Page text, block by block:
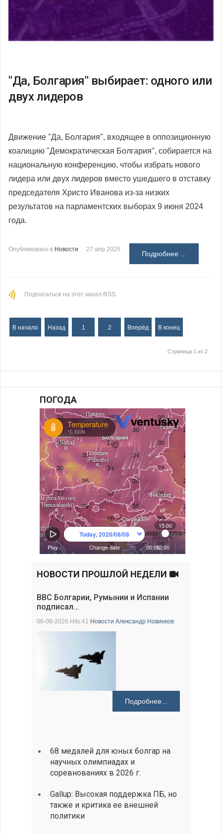
"Да, Болгария" выбирает: одного или
двух лидеров
Движение "Да, Болгария", входящее в оппозиционную
коалицию "Демократическая Болгария", собирается на
национальную конференцию, чтобы избрать нового
лидера или двух лидеров вместо ушедшего в отставку
председателя Христо Иванова из-за низких
результатов на парламентских выборах 9 июня 2024
года.
Опубликовано в Новости 27 апр 2025
Подробнее ...
Подписаться на этот канал RSS
В начало Назад 1 2 Вперёд В конец
Страница 1 из 2
ПОГОДА
НОВОСТИ ПРОШЛОЙ НЕДЕЛИ
ВВС Болгарии, Румынии и Испании
подписал…
06-08-2026 Hits:41Новости Александр Новинков
Подробнее...
68 медалей для юных болгар на
научных олимпиадах и
соревнованиях в 2026 г.
Gallup: Высокая поддержка ПБ, но
также и критика ее внешней
политики